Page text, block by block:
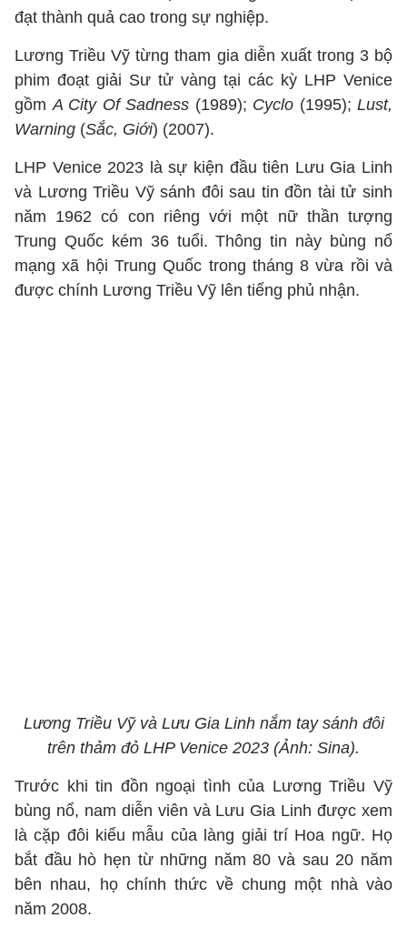
đạt thành quả cao trong sự nghiệp.
Lương Triều Vỹ từng tham gia diễn xuất trong 3 bộ
phim đoạt giải Sư tử vàng tại các kỳ LHP Venice
gồmA City Of Sadness (1989); Cyclo (1995); Lust,
Warning (Sắc, Giới) (2007).
LHP Venice 2023 là sự kiện đầu tiên Lưu Gia Linh
và Lương Triều Vỹ sánh đôi sau tin đồn tài tử sinh
năm 1962 có con riêng với một nữ thần tượng
Trung Quốc kém 36 tuổi. Thông tin này bùng nổ
mạng xã hội Trung Quốc trong tháng 8 vừa rồi và
được chính Lương Triều Vỹ lên tiếng phủ nhận.
Lương Triều Vỹ và Lưu Gia Linh nắm tay sánh đôi
trên thảm đỏ LHP Venice 2023 (Ảnh: Sina).
Trước khi tin đồn ngoại tình của Lương Triều Vỹ
bùng nổ, nam diễn viên và Lưu Gia Linh được xem
là cặp đôi kiểu mẫu của làng giải trí Hoa ngữ. Họ
bắt đầu hò hẹn từ những năm 80 và sau 20 năm
bên nhau, họ chính thức về chung một nhà vào
năm 2008.